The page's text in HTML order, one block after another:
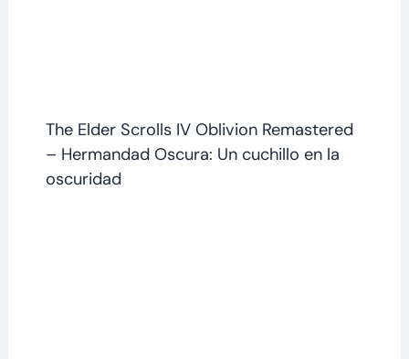
The Elder Scrolls IV Oblivion Remastered
– Hermandad Oscura: Un cuchillo en la
oscuridad